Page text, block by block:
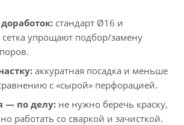
стандарт Ø16 и
упрощают подбор/замену
аккуратная посадка и меньше
с «сырой» перфорацией.
— по делу: не нужно беречь краску,
работать со сваркой и зачисткой.